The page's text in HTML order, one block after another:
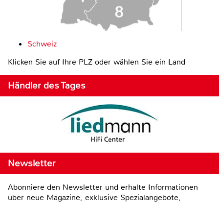
Schweiz
Klicken Sie auf Ihre PLZ oder wählen Sie ein Land
Händler des Tages
Newsletter
Abonniere den Newsletter und erhalte Informationen
über neue Magazine, exklusive Spezialangebote,